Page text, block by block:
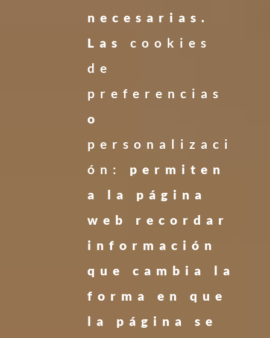
necesarias.
Las cookies
de
preferencias
o
personalizaci
ón:
permiten
a la página
web recordar
información
que cambia la
forma en que
la página se